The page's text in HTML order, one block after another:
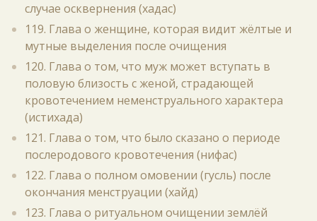
случае осквернения (хадас)
119. Глава о женщине, которая видит жёлтые и
мутные выделения после очищения
120. Глава о том, что муж может вступать в
половую близость с женой, страдающей
кровотечением неменструального характера
(истихада)
121. Глава о том, что было сказано о периоде
послеродового кровотечения (нифас)
122. Глава о полном омовении (гусль) после
окончания менструации (хайд)
123. Глава о ритуальном очищении землёй